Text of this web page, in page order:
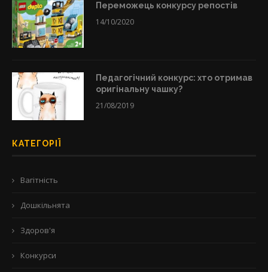
Переможець конкурсу репостів
14/10/2020
Педагогічний конкурс: хто отримав
оригінальну чашку?
21/08/2019
КАТЕГОРІЇ
Вагітність
Дошкільнята
Здоров'я
Конкурси